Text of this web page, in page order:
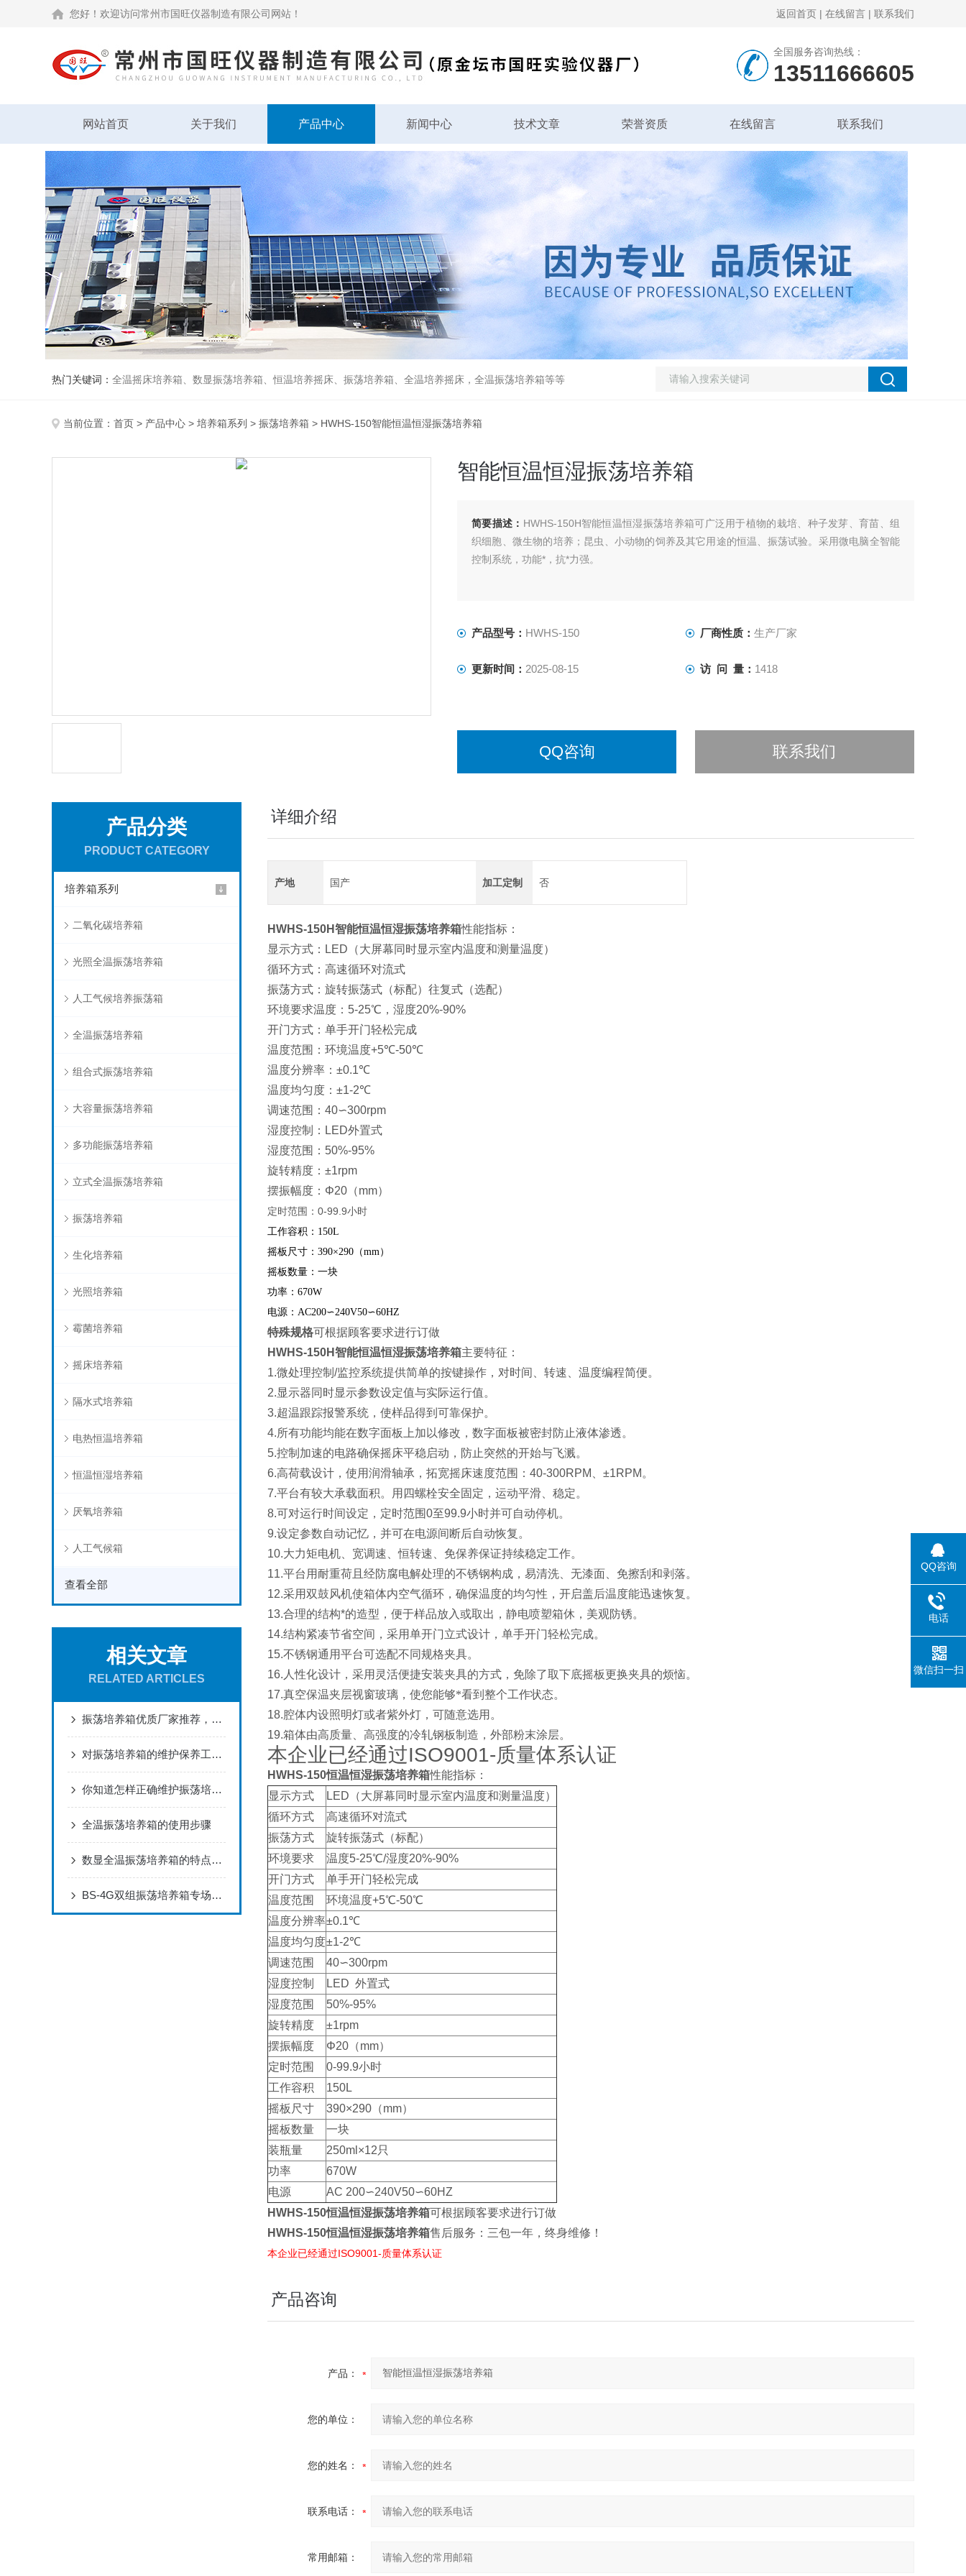
您好！欢迎访问常州市国旺仪器制造有限公司网站！ 返回首页 | 在线留言 | 联系我们
全国服务咨询热线：
13511666605
网站首页 关于我们 产品中心 新闻中心 技术文章 荣誉资质 在线留言 联系我们
热门关键词： 全温摇床培养箱、数显振荡培养箱、恒温培养摇床、振荡培养箱、全温培养摇床，全温振荡培养箱等等
当前位置： 首页 > 产品中心 > 培养箱系列 > 振荡培养箱 > HWHS-150智能恒温恒湿振荡培养箱
智能恒温恒湿振荡培养箱
简要描述： HWHS-150H智能恒温恒湿振荡培养箱可广泛用于植物的栽培、种子发芽、育苗、组
织细胞、微生物的培养；昆虫、小动物的饲养及其它用途的恒温、振荡试验。采用微电脑全智能
控制系统，功能*，抗*力强。
产品型号： HWHS-150 厂商性质： 生产厂家
更新时间： 2025-08-15 访 问 量： 1418
QQ咨询 联系我们
产品分类
PRODUCT CATEGORY
培养箱系列
二氧化碳培养箱
光照全温振荡培养箱
人工气候培养振荡箱
全温振荡培养箱
组合式振荡培养箱
大容量振荡培养箱
多功能振荡培养箱
立式全温振荡培养箱
振荡培养箱
生化培养箱
光照培养箱
霉菌培养箱
摇床培养箱
隔水式培养箱
电热恒温培养箱
恒温恒湿培养箱
厌氧培养箱
人工气候箱
查看全部
相关文章
RELATED ARTICLES
振荡培养箱优质厂家推荐，质量靠谱可定制且交货速度快
对振荡培养箱的维护保养工作可不能忽略了
你知道怎样正确维护振荡培养箱吗？快来学习一下吧！
全温振荡培养箱的使用步骤
数显全温振荡培养箱的特点及参数
BS-4G双组振荡培养箱专场介绍
详细介绍
产地 国产 加工定制 否
HWHS-150H智能恒温恒湿振荡培养箱性能指标：
显示方式： LED （大屏幕同时显示室内温度和测量温度）
循环方式：高速循环对流式
振荡方式：旋转振荡式（标配）往复式（选配）
环境要求温度： 5-25℃ ，湿度20%-90%
开门方式：单手开门轻松完成
温度范围：环境温度+5℃-50℃
温度分辨率： ±0.1℃
温度均匀度： ±1-2℃
调速范围： 40∽300rpm
湿度控制： LED外置式
湿度范围： 50%-95%
旋转精度： ±1rpm
摆振幅度： Φ20 （mm）
定时范围： 0-99.9小时
工作容积：150L
摇板尺寸： 390×290 （mm）
摇板数量：一块
功率：670W
电源： AC200∽240V50∽60HZ
特殊规格可根据顾客要求进行订做
HWHS-150H智能恒温恒湿振荡培养箱主要特征：
1.微处理控制 /监控系统提供简单的按键操作，对时间、转速、温度编程简便。
2.显示器同时显示参数设定值与实际运行值。
3.超温跟踪报警系统，使样品得到可靠保护。
4.所有功能均能在数字面板上加以修改，数字面板被密封防止液体渗透。
5.控制加速的电路确保摇床平稳启动，防止突然的开始与飞溅。
6.高荷载设计，使用润滑轴承，拓宽摇床速度范围： 40-300RPM ±1RPM 。
7.平台有较大承载面积。用四螺栓安全固定，运动平滑、稳定。
8.可对运行时间设定，定时范围0至99.9小时并可自动停机。
9.设定参数自动记忆，并可在电源间断后自动恢复。
10.大力矩电机、宽调速、恒转速、免保养保证持续稳定工作。
11.平台用耐重荷且经防腐电解处理的不锈钢构成，易清洗、无漆面、免擦刮和剥落。
12.采用双鼓风机使箱体内空气循环，确保温度的均匀性，开启盖后温度能迅速恢复。
13.合理的结构*的造型，便于样品放入或取出，静电喷塑箱休，美观防锈。
14.结构紧凑节省空间，采用单开门立式设计，单手开门轻松完成。
15.不锈钢通用平台可选配不同规格夹具。
16. 人性化设计，采用灵活便捷安装夹具的方式，免除了取下底摇板更换夹具的烦恼。
17.真空保温夹层视窗玻璃，使您能够*看到整个工作状态。
18.腔体内设照明灯或者紫外灯，可随意选用。
19.箱体由高质量、高强度的冷轧钢板制造，外部粉末涂层。
本企业已经通过ISO9001-质量体系认证
HWHS-150恒温恒湿振荡培养箱性能指标：
显示方式
LED（大屏幕同时显示室内温度和测量温度）
循环方式
高速循环对流式
振荡方式
旋转振荡式（标配）
环境要求
温度5-25℃/湿度20%-90%
开门方式
单手开门轻松完成
温度范围
环境温度+5℃-50℃
温度分辨率±0.1℃
温度均匀度±1-2℃
调速范围
40∽300rpm
湿度控制
LED 外置式
湿度范围
50%-95%
旋转精度
±1rpm
摆振幅度
Φ20（mm）
定时范围
0-99.9小时
工作容积
150L
摇板尺寸
390×290（mm）
摇板数量
一块
装瓶量
250ml×12只
功率
670W
电源
AC 200∽240V50∽60HZ
HWHS-150恒温恒湿振荡培养箱可根据顾客要求进行订做
HWHS-150恒温恒湿振荡培养箱售后服务：三包一年，终身维修！
本企业已经通过ISO9001-质量体系认证
产品咨询
产品：
您的单位：
您的姓名：
联系电话：
常用邮箱：
QQ咨询
电话
微信扫一扫